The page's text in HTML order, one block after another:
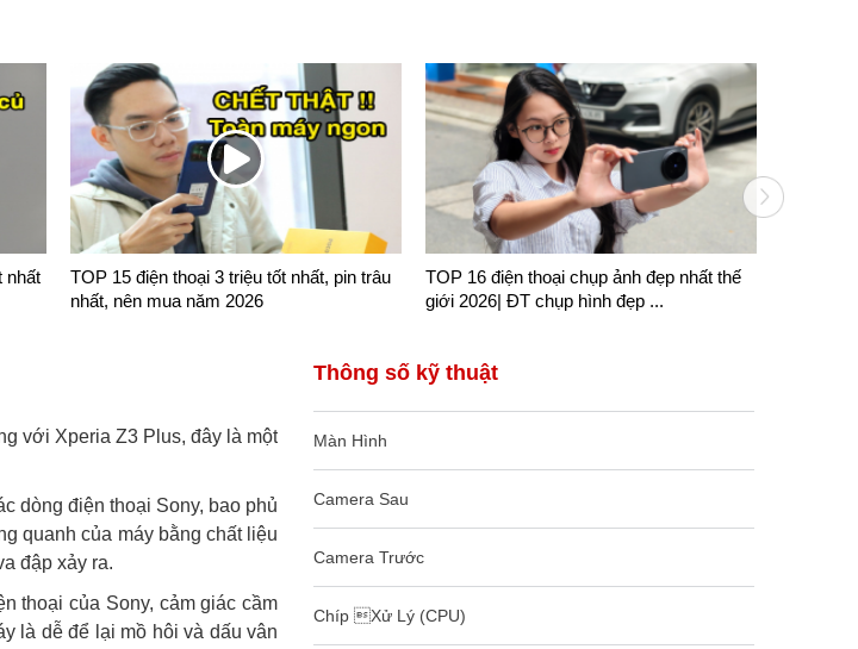
nhất
TOP 15 điện thoại 3 triệu tốt nhất, pin trâu
nhất, nên mua năm 2026
TOP 16 điện thoại chụp ảnh đẹp nhất thế
giới 2026| ĐT chụp hình đẹp ...
với Xperia Z3 Plus, đây là một
dòng điện thoại Sony, bao phủ
quanh của máy bằng chất liệu
đập xảy ra.
thoại của Sony, cảm giác cầm
là dễ để lại mồ hôi và dấu vân
Thông số kỹ thuật
Màn Hình
Camera Sau
Camera Trước
Chíp Xử Lý (CPU)